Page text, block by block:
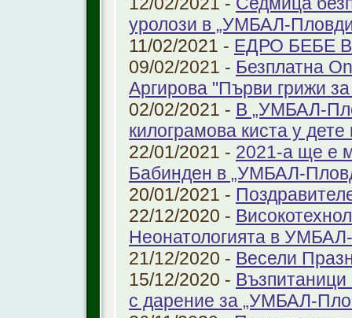
уролози в „УМБАЛ-
11/02/2021 - ЕДРО БЕБЕ
09/02/2021 - Безплатна
Аргирова "Първи грижи
02/02/2021 - В „УМБАЛ-
килограмова киста у дете
22/01/2021 - 2021-а ще е
Бабинден в „УМБАЛ-
20/01/2021 -
22/12/2020 -
Неонатологията в
21/12/2020 - Весели
15/12/2020 -
с дарение за „УМБАЛ-